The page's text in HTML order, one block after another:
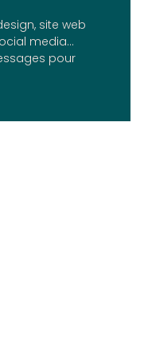
site web
media...
pour